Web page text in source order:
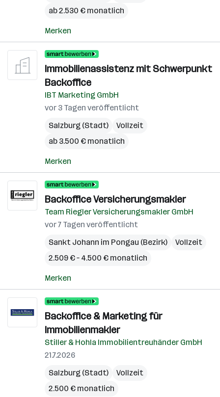
ab 2.530 € monatlich
Merken
Immobilienassistenz mit Schwerpunkt
Backoffice
IBT Marketing GmbH
vor 3 Tagen veröffentlicht
Salzburg (Stadt)
Vollzeit
ab 3.500 € monatlich
Merken
Backoffice Versicherungsmakler
Team Riegler Versicherungsmakler GmbH
vor 7 Tagen veröffentlicht
Sankt Johann im Pongau (Bezirk)
Vollzeit
2.509 € – 4.500 € monatlich
Merken
Backoffice & Marketing für
Immobilienmakler
Stiller & Hohla Immobilientreuhänder GmbH
21.7.2026
Salzburg (Stadt)
Vollzeit
2.500 € monatlich